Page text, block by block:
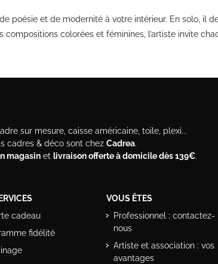
poésie et de modernité à votre intérieur. En solo,
compositions colorées et féminines, l’artiste invite
sur mesure, caisse américaine, toile, plexi...
cadres & déco sont chez Cadrea.
magasin et livraison offerte à domicile dès 139€.
cadeau
fidélité
VOUS ÊTES
Professionnel : contactez-
nous
Artiste et association : vos
avantages